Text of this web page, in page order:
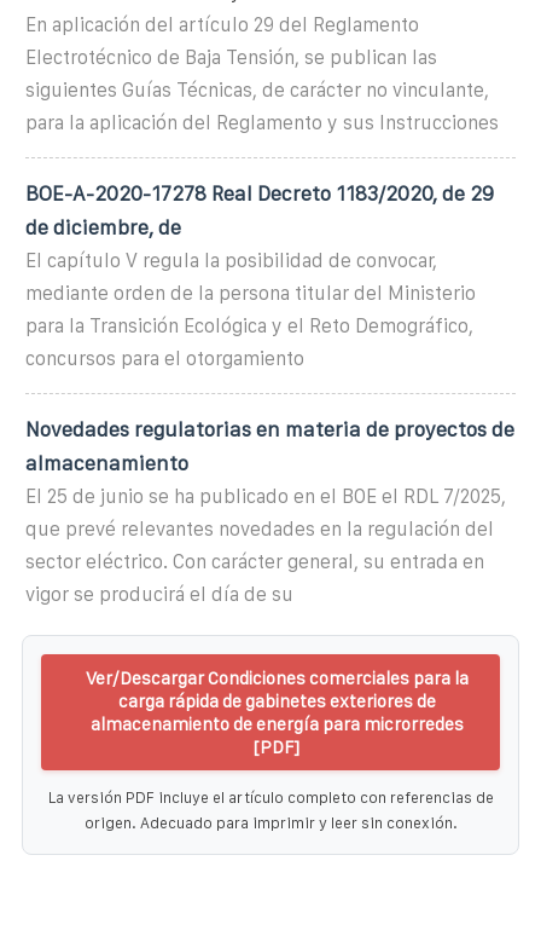
En aplicación del artículo 29 del Reglamento
Electrotécnico de Baja Tensión, se publican las
siguientes Guías Técnicas, de carácter no vinculante,
para la aplicación del Reglamento y sus Instrucciones
BOE-A-2020-17278 Real Decreto 1183/2020, de 29
de diciembre, de
El capítulo V regula la posibilidad de convocar,
mediante orden de la persona titular del Ministerio
para la Transición Ecológica y el Reto Demográfico,
concursos para el otorgamiento
Novedades regulatorias en materia de proyectos de
almacenamiento
El 25 de junio se ha publicado en el BOE el RDL 7/2025,
que prevé relevantes novedades en la regulación del
sector eléctrico. Con carácter general, su entrada en
vigor se producirá el día de su
Ver/Descargar Condiciones comerciales para la
carga rápida de gabinetes exteriores de
almacenamiento de energía para microrredes
[PDF]
La versión PDF incluye el artículo completo con referencias de
origen. Adecuado para imprimir y leer sin conexión.